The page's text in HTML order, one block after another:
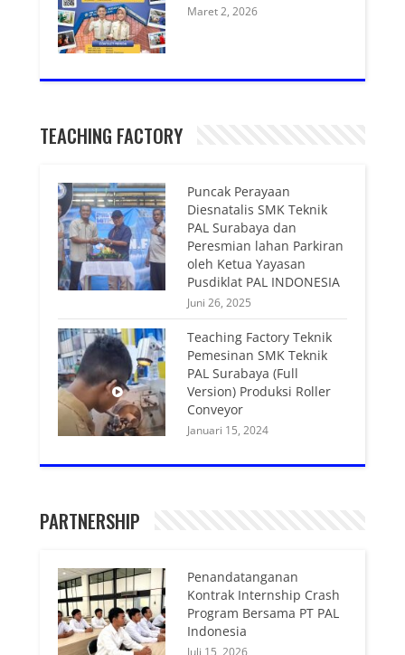
Maret 2, 2026
TEACHING FACTORY
Puncak Perayaan
Diesnatalis SMK Teknik
PAL Surabaya dan
Peresmian lahan Parkiran
oleh Ketua Yayasan
Pusdiklat PAL INDONESIA
Juni 26, 2025
Teaching Factory Teknik
Pemesinan SMK Teknik
PAL Surabaya (Full
Version) Produksi Roller
Conveyor
Januari 15, 2024
PARTNERSHIP
Penandatanganan
Kontrak Internship Crash
Program Bersama PT PAL
Indonesia
Juli 15, 2026